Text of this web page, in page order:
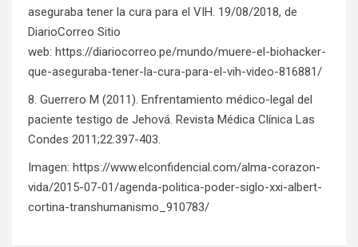
aseguraba tener la cura para el VIH. 19/08/2018, de
DiarioCorreo Sitio
web: https://diariocorreo.pe/mundo/muere-el-biohacker-
que-aseguraba-tener-la-cura-para-el-vih-video-816881/
8. Guerrero M (2011). Enfrentamiento médico-legal del
paciente testigo de Jehová. Revista Médica Clínica Las
Condes 2011;22:397-403.
Imagen: https://www.elconfidencial.com/alma-corazon-
vida/2015-07-01/agenda-politica-poder-siglo-xxi-albert-
cortina-transhumanismo_910783/